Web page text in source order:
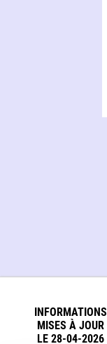
INFORMATIONS
MISES À JOUR
LE 28-04-2026